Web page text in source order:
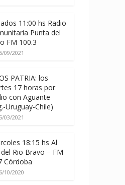
11:00 hs Radio
Punta del
FM 100.3
09/2021
PATRIA: los
17 horas por
con Aguante
Uruguay-Chile)
03/2021
18:15 hs Al
Rio Bravo – FM
Córdoba
10/2020